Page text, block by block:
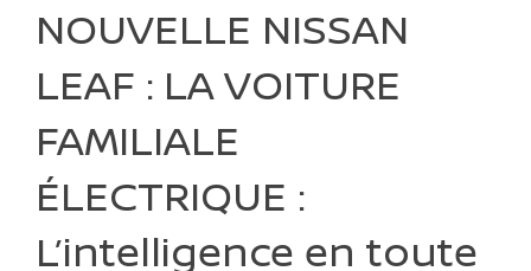
NOUVELLE NISSAN
LEAF : LA VOITURE
FAMILIALE
ÉLECTRIQUE :
L’intelligence en toute